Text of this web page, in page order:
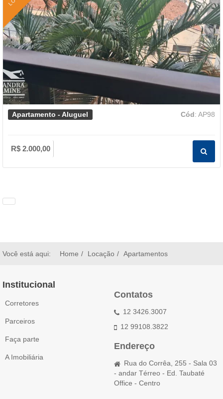
Apartamento - Aluguel Cód: AP98
R$ 2.000,00
Você está aqui: Home Locação Apartamentos
Institucional
Corretores
Parceiros
Faça parte
A Imobiliária
Contatos
12 3426.3007
12 99108.3822
Endereço
Rua do Corrêa, 255 - Sala 03
- andar Térreo - Ed. Taubaté
Office - Centro